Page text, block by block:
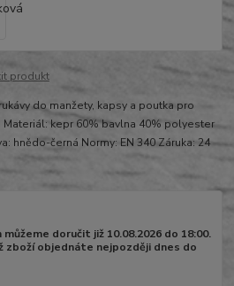
produkt
do manžety, kapsy a poutka pro
Materiál: kepr 60% bavlna 40% polyester
hnědo-černá Normy: EN 340 Záruka: 24
můžeme doručit již 10.08.2026 do 18:00.
zboží objednáte nejpozději dnes do